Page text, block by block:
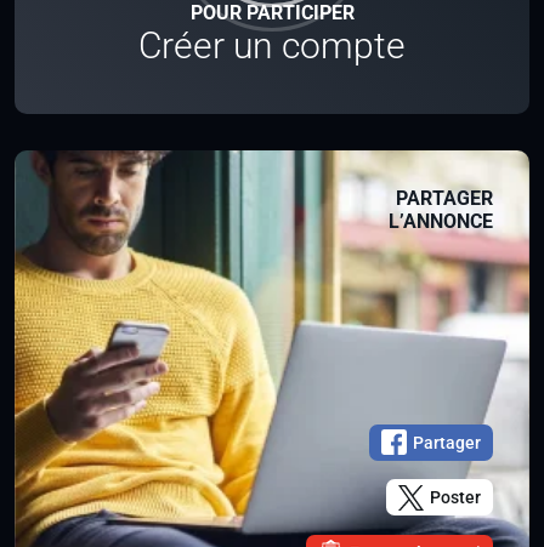
POUR PARTICIPER
Créer un compte
PARTAGER
L’ANNONCE
Partager
Poster